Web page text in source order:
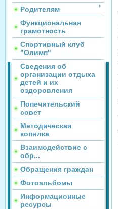
Родителям
Функциональная
грамотность
Спортивный клуб
"Олимп"
Сведения об
организации отдыха
детей и их
оздоровления
Попечительский
совет
Методическая
копилка
Взаимодействие с
обр...
Обращения граждан
Фотоальбомы
Информационные
ресурсы